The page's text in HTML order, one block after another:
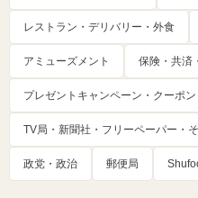
レストラン・デリバリー・外食
アミューズメント 保険・共済
プレゼントキャンペーン・クーポン
TV局・新聞社・フリーペーパー・
政党・政治 郵便局